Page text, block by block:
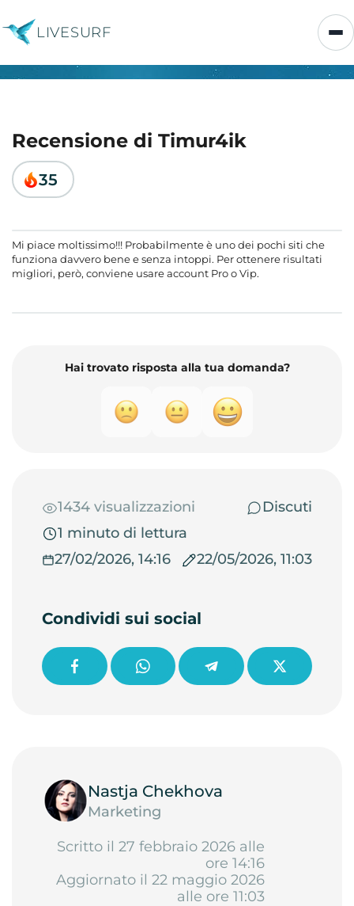
LIVESURF
Recensione di Timur4ik
35
Mi piace moltissimo!!! Probabilmente è uno dei pochi siti che
funziona davvero bene e senza intoppi. Per ottenere risultati
migliori, però, conviene usare account Pro o Vip.
Hai trovato risposta alla tua domanda?
1434 visualizzazioni
Discuti
1 minuto di lettura
27/02/2026, 14:16
22/05/2026, 11:03
Condividi sui social
Nastja Chekhova
Marketing
Scritto il 27 febbraio 2026 alle
ore 14:16
Aggiornato il 22 maggio 2026
alle ore 11:03